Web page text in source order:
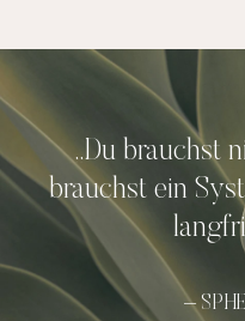
„Du brauchst
brauchst ein
–